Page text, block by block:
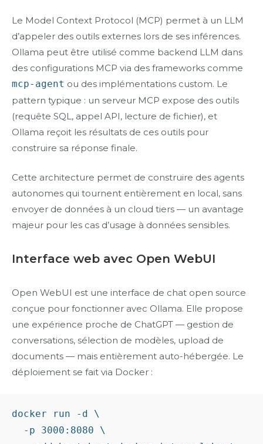
Le Model Context Protocol (MCP) permet à un LLM
d’appeler des outils externes lors de ses inférences.
Ollama peut être utilisé comme backend LLM dans
des configurations MCP via des frameworks comme
mcp-agent ou des implémentations custom. Le
pattern typique : un serveur MCP expose des outils
(requête SQL, appel API, lecture de fichier), et
Ollama reçoit les résultats de ces outils pour
construire sa réponse finale.
Cette architecture permet de construire des agents
autonomes qui tournent entièrement en local, sans
envoyer de données à un cloud tiers — un avantage
majeur pour les cas d’usage à données sensibles.
Interface web avec Open WebUI
Open WebUI est une interface de chat open source
conçue pour fonctionner avec Ollama. Elle propose
une expérience proche de ChatGPT — gestion de
conversations, sélection de modèles, upload de
documents — mais entièrement auto-hébergée. Le
déploiement se fait via Docker :
docker run -d \